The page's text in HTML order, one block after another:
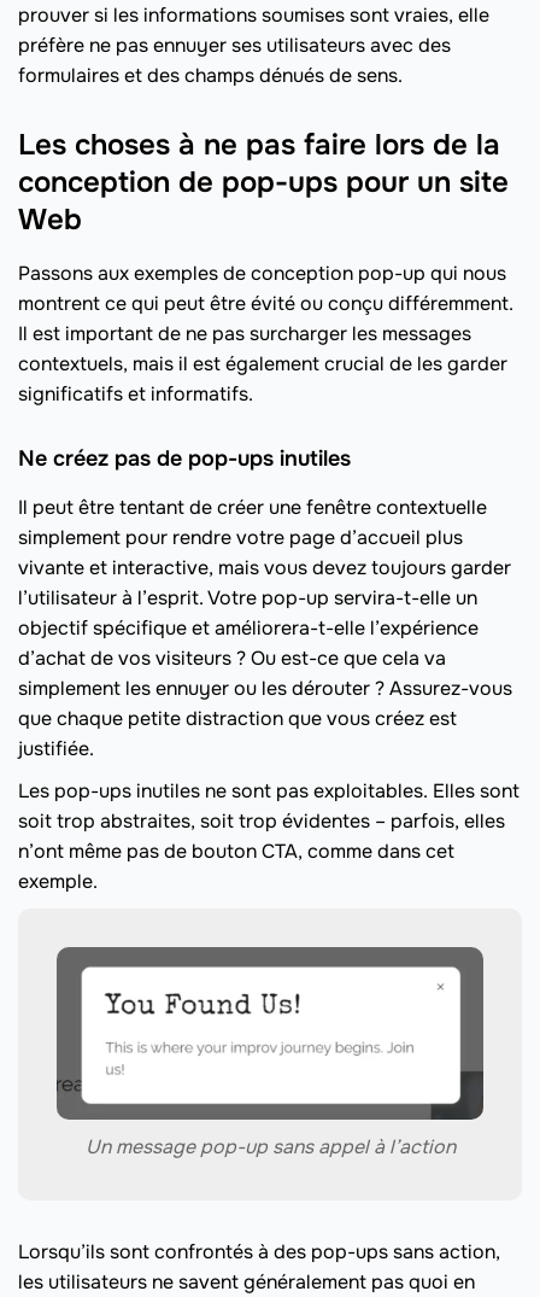
prouver si les informations soumises sont vraies, elle
préfère ne pas ennuyer ses utilisateurs avec des
formulaires et des champs dénués de sens.
Les choses à ne pas faire lors de la
conception de pop-ups pour un site
Web
Passons aux exemples de conception pop-up qui nous
montrent ce qui peut être évité ou conçu différemment.
Il est important de ne pas surcharger les messages
contextuels, mais il est également crucial de les garder
significatifs et informatifs.
Ne créez pas de pop-ups inutiles
Il peut être tentant de créer une fenêtre contextuelle
simplement pour rendre votre page d’accueil plus
vivante et interactive, mais vous devez toujours garder
l’utilisateur à l’esprit. Votre pop-up servira-t-elle un
objectif spécifique et améliorera-t-elle l’expérience
d’achat de vos visiteurs ? Ou est-ce que cela va
simplement les ennuyer ou les dérouter ? Assurez-vous
que chaque petite distraction que vous créez est
justifiée.
Les pop-ups inutiles ne sont pas exploitables. Elles sont
soit trop abstraites, soit trop évidentes – parfois, elles
n’ont même pas de bouton CTA, comme dans cet
exemple.
Un message pop-up sans appel à l’action
Lorsqu’ils sont confrontés à des pop-ups sans action,
les utilisateurs ne savent généralement pas quoi en